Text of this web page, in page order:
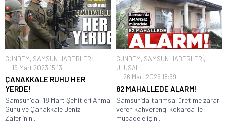
GÜNDEM, SAMSUN HABERLERİ
19 Mart 2023 15:13
ÇANAKKALE RUHU HER
YERDE!
Samsun'da, 18 Mart Şehitleri Anma
Günü ve Çanakkale Deniz
Zaferi’nin...
GÜNDEM, SAMSUN HABERLERİ,
ULUSAL
26 Mart 2026 18:59
82 MAHALLEDE ALARM!
Samsun’da tarımsal üretime zarar
veren kahverengi kokarca ile
mücadele için...